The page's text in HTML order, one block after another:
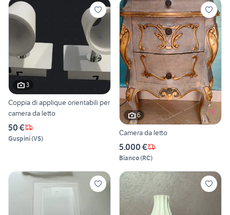
3
Coppia di applique orientabili per
camera da letto
50 €
Guspini(VS)
6
Camera da letto
5.000 €
Bianco(RC)